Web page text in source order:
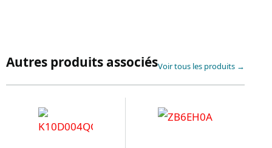
Autres produits associésVoir tous les produits →